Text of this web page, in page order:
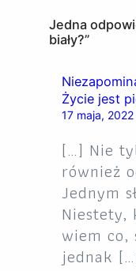
Jedna
biały?”
Życie jest
17 maja, 2022
[…] Nie
również
Jednym
Niestety,
wiem co,
jednak